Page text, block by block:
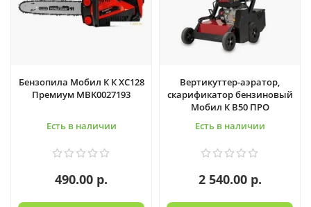
Бензопила Мобил К К XC128
Премиум MBK0027193
Есть в наличии
490.00 р.
Вертикуттер-аэратор,
скарификатор бензиновый
Мобил К В50 ПРО
Есть в наличии
2 540.00 р.